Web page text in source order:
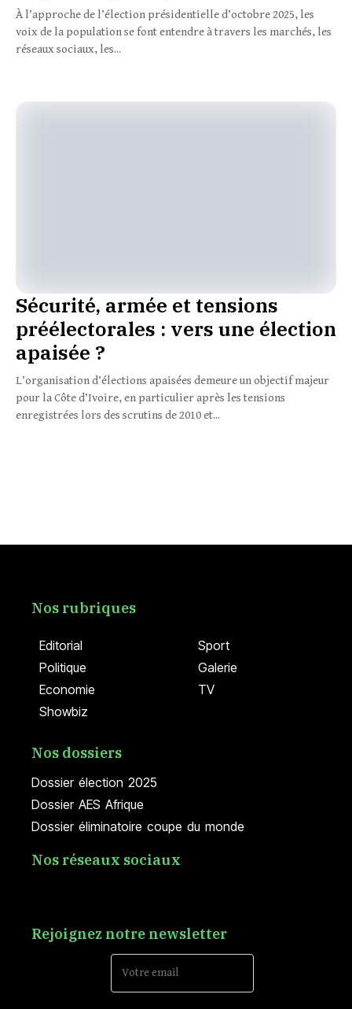
À l’approche de l’élection présidentielle d’octobre 2025, les
voix de la population se font entendre à travers les marchés, les
réseaux sociaux, les...
Sécurité, armée et tensions
préélectorales : vers une élection
apaisée ?
L’organisation d’élections apaisées demeure un objectif majeur
pour la Côte d’Ivoire, en particulier après les tensions
enregistrées lors des scrutins de 2010 et...
Editorial
Politique
Economie
Showbiz
Sport
Galerie
TV
Nos rubriques
Dossier élection 2025
Dossier AES Afrique
Dossier éliminatoire coupe du monde
Nos dossiers
Nos réseaux sociaux
Rejoignez notre newsletter